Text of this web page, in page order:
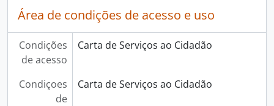
Área de condições de acesso e uso
Condições
de acesso
Carta de Serviços ao Cidadão
Condiçoes
de
Carta de Serviços ao Cidadão